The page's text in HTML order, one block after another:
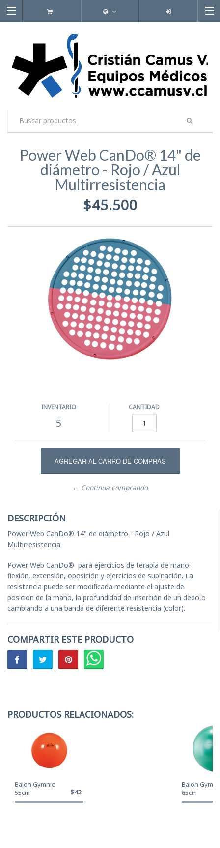
Power Web CanDo® 14" de
diámetro - Rojo / Azul
Multirresistencia
$45.500
INVENTARIO
5
CANTIDAD
← Continua comprando
DESCRIPCIÓN
Power Web CanDo® 14" de diámetro - Rojo / Azul
Multirresistencia
Power Web CanDo® para ejercicios de terapia de mano:
flexión, extensión, oposición y ejercicios de supinación. La
resistencia puede ser modificada mediante el ajuste de
posición de la mano, la profundidad de inserción de un dedo o
cambiando a una banda de diferente resistencia (color).
COMPARTIR ESTE PRODUCTO
PRODUCTOS RELACIONADOS:
Balon Gymnic
55cm
$42.120
Balon
65cm